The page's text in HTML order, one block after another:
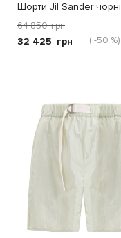
Шорти Jil Sander чорні
64 850 грн
32 425 грн ( -50 %)